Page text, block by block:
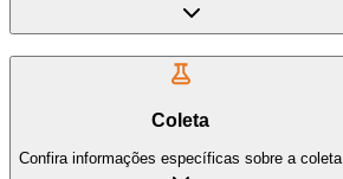
Coleta
Confira informações específicas sobre a coleta